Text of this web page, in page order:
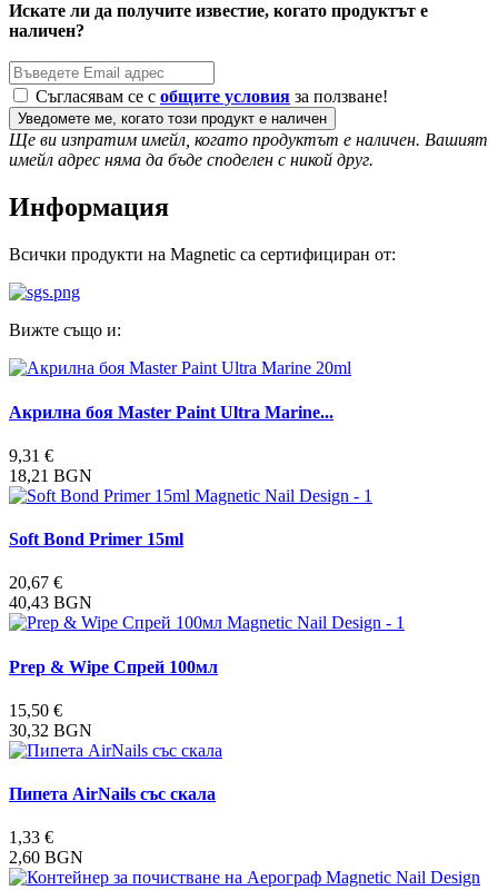
Искате ли да получите известие, когато продуктът е
наличен?
Съгласявам се с общите условия за ползване!
Уведомете ме, когато този продукт е наличен
Ще ви изпратим имейл, когато продуктът е наличен. Вашият
имейл адрес няма да бъде споделен с никой друг.
Информация
Всички продукти на Magnetic са сертифициран от:
Вижте също и:
Акрилна боя Master Paint Ultra Marine...
9,31 €
18,21 BGN
Soft Bond Primer 15ml
20,67 €
40,43 BGN
Prep & Wipe Спрей 100мл
15,50 €
30,32 BGN
Пипета AirNails със скала
1,33 €
2,60 BGN